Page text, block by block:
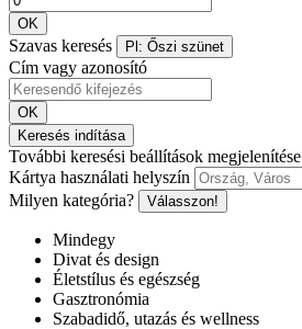
OK
Szavas keresés Pl: Őszi szünet
Cím vagy azonosító
OK
Keresés indítása
További keresési beállítások megjelenítése
Kártya használati helyszín
Milyen kategória?
Válasszon!
Mindegy
Divat és design
Életstílus és egészség
Gasztronómia
Szabadidő, utazás és wellness